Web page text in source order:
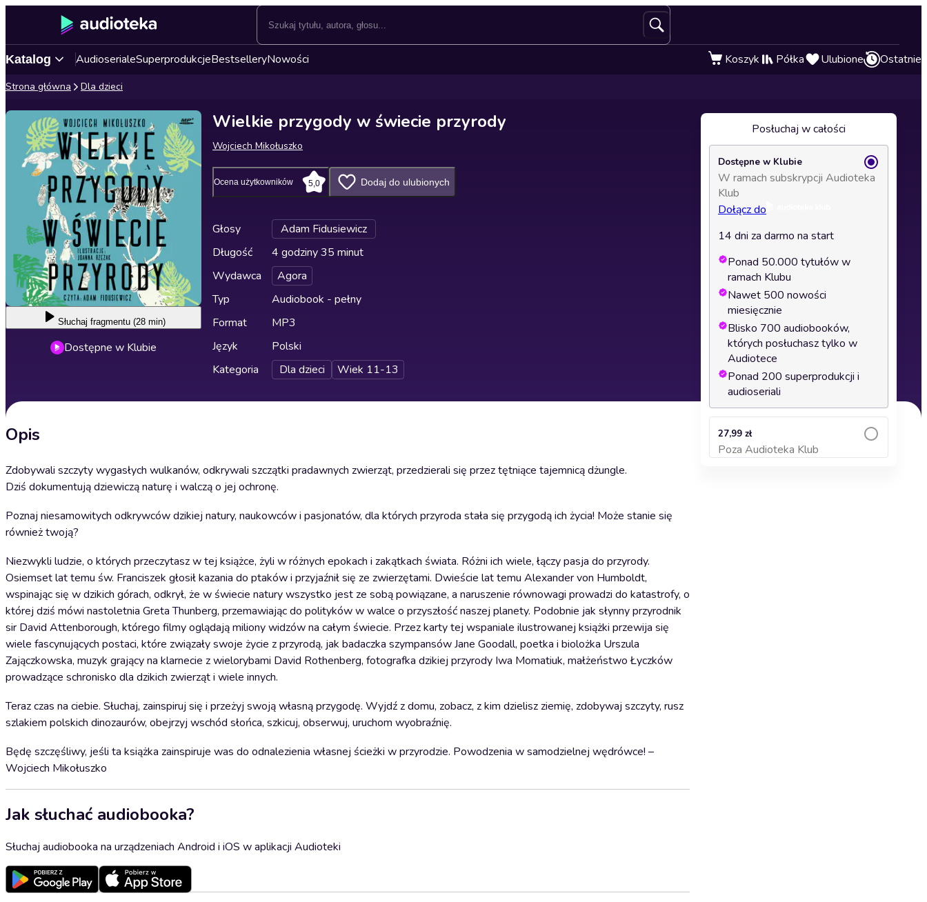
Katalog AudioserialeSuperprodukcjeBestselleryNowości Koszyk Półka Ulubione Ostatnie
Strona główna Dla dzieci
Słuchaj fragmentu (28 min)
Dostępne w Klubie
Wielkie przygody w świecie przyrody
Wojciech Mikołuszko
Ocena użytkowników 5,0 Dodaj do ulubionych
Głosy
Adam Fidusiewicz
Długość
4 godziny 35 minut
Wydawca
Agora
Typ
Audiobook - pełny
Format
MP3
Język
Polski
Kategoria
Dla dzieci Wiek 11-13
Opis
Zdobywali szczyty wygasłych wulkanów, odkrywali szczątki pradawnych zwierząt, przedzierali się przez tętniące tajemnicą dżungle.
Dziś dokumentują dziewiczą naturę i walczą o jej ochronę.
Poznaj niesamowitych odkrywców dzikiej natury, naukowców i pasjonatów, dla których przyroda stała się przygodą ich życia! Może stanie się
również twoją?
Niezwykli ludzie, o których przeczytasz w tej książce, żyli w różnych epokach i zakątkach świata. Różni ich wiele, łączy pasja do przyrody.
Osiemset lat temu św. Franciszek głosił kazania do ptaków i przyjaźnił się ze zwierzętami. Dwieście lat temu Alexander von Humboldt,
wspinając się w dzikich górach, odkrył, że w świecie natury wszystko jest ze sobą powiązane, a naruszenie równowagi prowadzi do katastrofy, o
której dziś mówi nastoletnia Greta Thunberg, przemawiając do polityków w walce o przyszłość naszej planety. Podobnie jak słynny przyrodnik
sir David Attenborough, którego filmy oglądają miliony widzów na całym świecie. Przez karty tej wspaniale ilustrowanej książki przewija się
wiele fascynujących postaci, które związały swoje życie z przyrodą, jak badaczka szympansów Jane Goodall, poetka i biolożka Urszula
Zajączkowska, muzyk grający na klarnecie z wielorybami David Rothenberg, fotografka dzikiej przyrody Iwa Momatiuk, małżeństwo Łyczków
prowadzące schronisko dla dzikich zwierząt i wiele innych.
Teraz czas na ciebie. Słuchaj, zainspiruj się i przeżyj swoją własną przygodę. Wyjdź z domu, zobacz, z kim dzielisz ziemię, zdobywaj szczyty, rusz
szlakiem polskich dinozaurów, obejrzyj wschód słońca, szkicuj, obserwuj, uruchom wyobraźnię.
Będę szczęśliwy, jeśli ta książka zainspiruje was do odnalezienia własnej ścieżki w przyrodzie. Powodzenia w samodzielnej wędrówce! –
Wojciech Mikołuszko
Jak słuchać audiobooka?
Słuchaj audiobooka na urządzeniach Android i iOS w aplikacji Audioteki
Posłuchaj w całości
Dostępne w Klubie
W ramach subskrypcji Audioteka
Klub
Dołącz do
14 dni za darmo na start
Ponad 50.000 tytułów w
ramach Klubu
Nawet 500 nowości
miesięcznie
Blisko 700 audiobooków,
których posłuchasz tylko w
Audiotece
Ponad 200 superprodukcji i
audioseriali
27,99 zł
Poza Audioteka Klub
Dodaj do koszyka